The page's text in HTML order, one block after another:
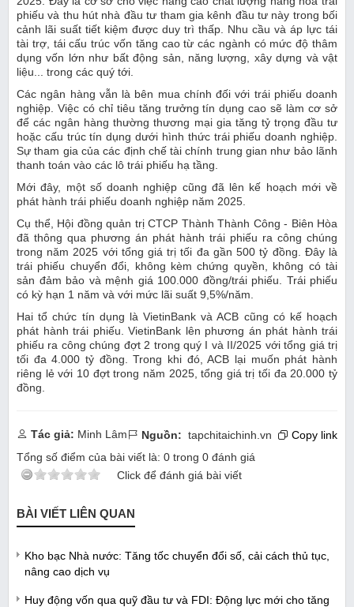
phiếu và thu hút nhà đầu tư tham gia kênh đầu tư này trong bối
cảnh lãi suất tiết kiệm được duy trì thấp. Nhu cầu và áp lực tái
tài trợ, tái cấu trúc vốn tăng cao từ các ngành có mức độ thâm
dụng vốn lớn như bất động sản, năng lượng, xây dựng và vật
liệu... trong các quý tới.
Các ngân hàng vẫn là bên mua chính đối với trái phiếu doanh
nghiệp. Việc có chỉ tiêu tăng trưởng tín dụng cao sẽ làm cơ sở
để các ngân hàng thường thương mại gia tăng tỷ trọng đầu tư
hoặc cấu trúc tín dụng dưới hình thức trái phiếu doanh nghiệp.
Sự tham gia của các định chế tài chính trung gian như bảo lãnh
thanh toán vào các lô trái phiếu hạ tầng.
Mới đây, một số doanh nghiệp cũng đã lên kế hoạch mới về
phát hành trái phiếu doanh nghiệp năm 2025.
Cụ thể, Hội đồng quản trị CTCP Thành Thành Công - Biên Hòa
đã thông qua phương án phát hành trái phiếu ra công chúng
trong năm 2025 với tổng giá trị tối đa gần 500 tỷ đồng. Đây là
trái phiếu chuyển đổi, không kèm chứng quyền, không có tài
sản đảm bảo và mệnh giá 100.000 đồng/trái phiếu. Trái phiếu
có kỳ hạn 1 năm và với mức lãi suất 9,5%/năm.
Hai tổ chức tín dụng là VietinBank và ACB cũng có kế hoạch
phát hành trái phiếu. VietinBank lên phương án phát hành trái
phiếu ra công chúng đợt 2 trong quý I và II/2025 với tổng giá trị
tối đa 4.000 tỷ đồng. Trong khi đó, ACB lại muốn phát hành
riêng lẻ với 10 đợt trong năm 2025, tổng giá trị tối đa 20.000 tỷ
đồng.
Tác giả: Minh Lâm Nguồn: tapchitaichinh.vn
Copy link
Tổng số điểm của bài viết là: 0 trong 0 đánh giá
Click để đánh giá bài viết
BÀI VIẾT LIÊN QUAN
Kho bạc Nhà nước: Tăng tốc chuyển đổi số, cải cách thủ tục,
nâng cao dịch vụ
Huy động vốn qua quỹ đầu tư và FDI: Động lực mới cho tăng